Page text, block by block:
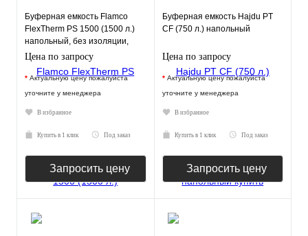
Буферная емкость Flamco
FlexTherm PS 1500 (1500 л.)
напольный, без изоляции,
нерж. сталь
Цена по запросу
* Актуальную цену пожалуйста
уточните у менеджера
В избранное
Купить в 1 клик Под заказ
Запросить цену
Буферная емкость Hajdu PT
CF (750 л.) напольный
Цена по запросу
* Актуальную цену пожалуйста
уточните у менеджера
В избранное
Купить в 1 клик Под заказ
Запросить цену